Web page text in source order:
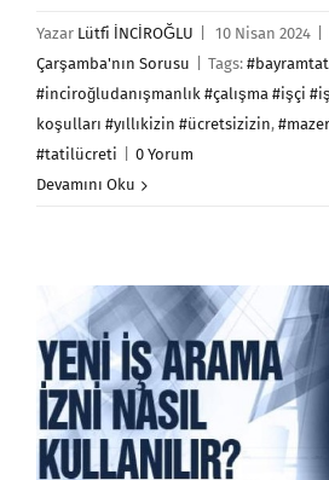
Yazar Lütfi İNCİROĞLU 10 Nisan 2024
Çarşamba'nın Sorusu
Tags:
#inciroğludanışmanlık #çalışma #işçi
koşulları #yıllıkizin #ücretsizizin,
#tatilücreti
0 Yorum
Devamını Oku